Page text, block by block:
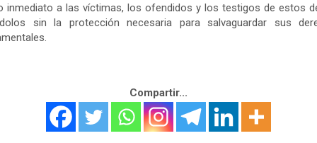
inmediato a las víctimas, los ofendidos y los testigos de estos
sin la protección necesaria para salvaguardar sus
Compartir...